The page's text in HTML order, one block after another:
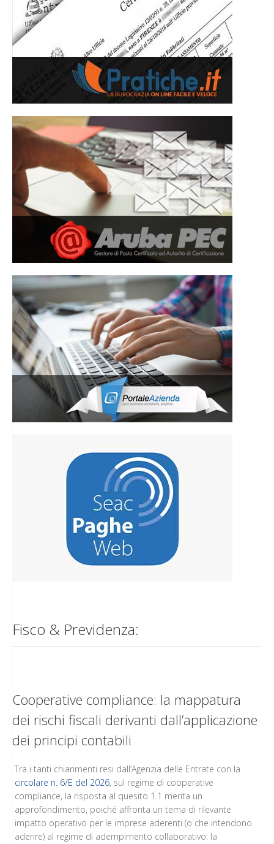
Fisco & Previdenza:
Cooperative compliance: la mappatura
dei rischi fiscali derivanti dall’applicazione
dei principi contabili
Tra i tanti chiarimenti resi dall’Agenzia delle Entrate con la
circolare n. 6/E del 2026, sul regime di cooperative
compliance, la risposta al quesito 1.1 merita un
approfondimento, poiché affronta un tema di rilevante
impatto operativo per le imprese aderenti (o che intendono
aderire) al regime di adempimento collaborativo: la